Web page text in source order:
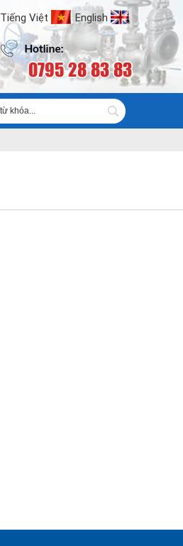
Tiếng Việt English
0795 28 83 83